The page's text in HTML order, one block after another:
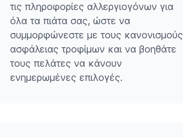
τις πληροφορίες αλλεργιογόνων για
όλα τα πιάτα σας, ώστε να
συμμορφώνεστε με τους κανονισμούς
ασφάλειας τροφίμων και να βοηθάτε
τους πελάτες να κάνουν
ενημερωμένες επιλογές.